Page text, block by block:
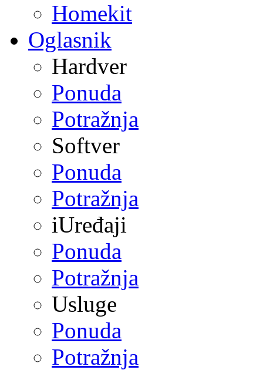
Homekit
Oglasnik
Hardver
Ponuda
Potražnja
Softver
Ponuda
Potražnja
iUređaji
Ponuda
Potražnja
Usluge
Ponuda
Potražnja